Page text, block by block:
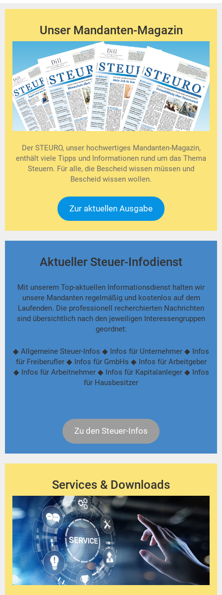
Unser Mandanten-Magazin
Der STEURO, unser hochwertiges Mandanten-Magazin,
enthält viele Tipps und Informationen rund um das Thema
Steuern. Für alle, die Bescheid wissen müssen und
Bescheid wissen wollen.
Zur aktuellen Ausgabe
Aktueller Steuer-Infodienst
Mit unserem Top-aktuellen Informationsdienst halten wir
unsere Mandanten regelmäßig und kostenlos auf dem
Laufenden. Die professionell recherchierten Nachrichten
sind übersichtlich nach den jeweiligen Interessengruppen
geordnet:
◆ Allgemeine Steuer-Infos ◆ Infos für Unternehmer ◆ Infos
für Freiberufler ◆ Infos für GmbHs ◆ Infos für Arbeitgeber
◆ Infos für Arbeitnehmer ◆ Infos für Kapitalanleger ◆ Infos
für Hausbesitzer
Zu den Steuer-Infos
Services & Downloads